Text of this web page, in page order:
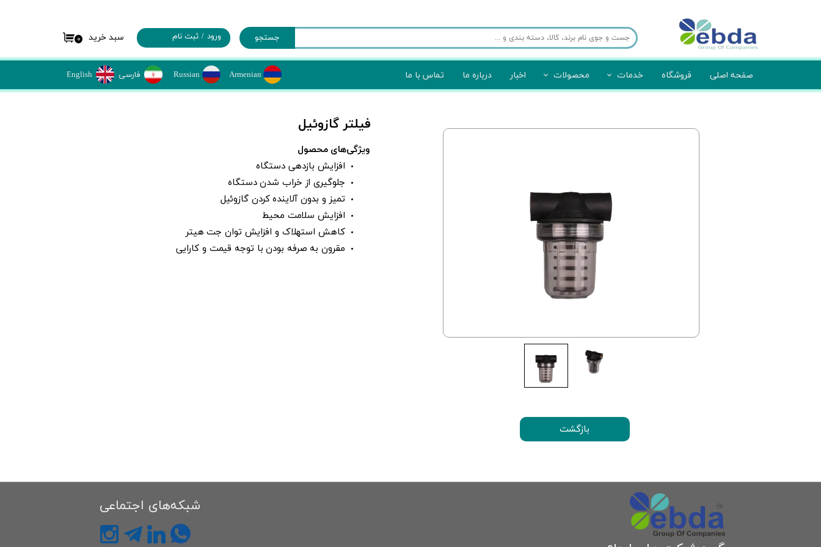
جستجو ۰ سبد خرید
صفحه اصلی فروشگاه خدمات
قالب سازی
محصولات
تجهیزات کنترل تردد
اخبار درباره ما تماس با ما ​فارسی ​​English Russian Armenian
ورود / ثبت نام
تغییر کلمه عبور
سفارشات
فیلتر گازوئیل
ویژگی‌های محصول
افزایش بازدهی دستگاه
جلوگیری از خراب شدن دستگاه
تمیز و بدون آلاینده کردن گازوئیل
افزایش سلامت محیط
کاهش استهلاک و افزایش توان جت هیتر
مقرون به صرفه بودن با توجه قیمت و کارایی​​​​​​​
بازگشت
شبکه‌های اجتماعی